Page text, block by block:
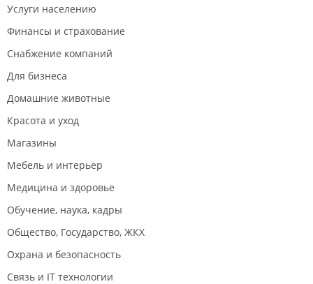
Услуги населению
Финансы и страхование
Снабжение компаний
Для бизнеса
Домашние животные
Красота и уход
Магазины
Мебель и интерьер
Медицина и здоровье
Обучение, наука, кадры
Общество, Государство, ЖКХ
Охрана и безопасность
Связь и IT технологии